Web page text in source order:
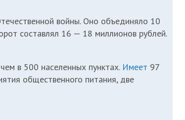
войны. Оно объединяло 10
составлял 16 — 18 миллионов рублей.
в 500 населенных пунктах. Имеет 97
общественного питания, две